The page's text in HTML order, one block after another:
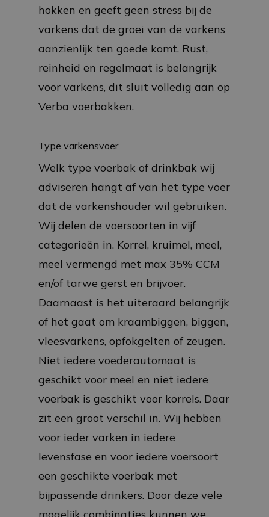
hokken en geeft geen stress bij de
varkens dat de groei van de varkens
aanzienlijk ten goede komt. Rust,
reinheid en regelmaat is belangrijk
voor varkens, dit sluit volledig aan op
Verba voerbakken.
Type varkensvoer
Welk type voerbak of drinkbak wij
adviseren hangt af van het type voer
dat de varkenshouder wil gebruiken.
Wij delen de voersoorten in vijf
categorieën in. Korrel, kruimel, meel,
meel vermengd met max 35% CCM
en/of tarwe gerst en brijvoer.
Daarnaast is het uiteraard belangrijk
of het gaat om kraambiggen, biggen,
vleesvarkens, opfokgelten of zeugen.
Niet iedere voederautomaat is
geschikt voor meel en niet iedere
voerbak is geschikt voor korrels. Daar
zit een groot verschil in. Wij hebben
voor ieder varken in iedere
levensfase en voor iedere voersoort
een geschikte voerbak met
bijpassende drinkers. Door deze vele